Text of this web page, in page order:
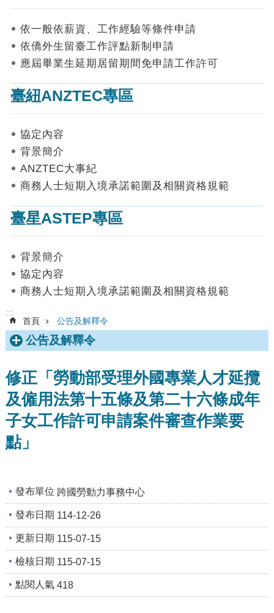
詢
見
答
統
數
據
首
網
站
覽
絡
我
們
English
隱
私
權
及
資
訊
安
策
政
府
網
站
資
料
開
放
依一般依薪資、工作經驗等條件申請
依僑外生留臺工作評點新制申請
應屆畢業生延期居留期間免申請工作許可
臺紐ANZTEC專區
協定內容
背景簡介
ANZTEC大事紀
商務人士短期入境承諾範圍及相關資格規範
臺星ASTEP專區
背景簡介
協定內容
商務人士短期入境承諾範圍及相關資格規範
:::
首頁 公告及解釋令
公告及解釋令
修正「勞動部受理外國專業人才延攬
及僱用法第十五條及第二十六條成年
子女工作許可申請案件審查作業要
點」
發布單位 跨國勞動力事務中心
發布日期 114-12-26
更新日期 115-07-15
檢核日期 115-07-15
點閱人氣 418